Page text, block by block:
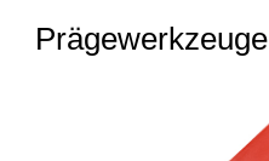
Prägewerkzeuge